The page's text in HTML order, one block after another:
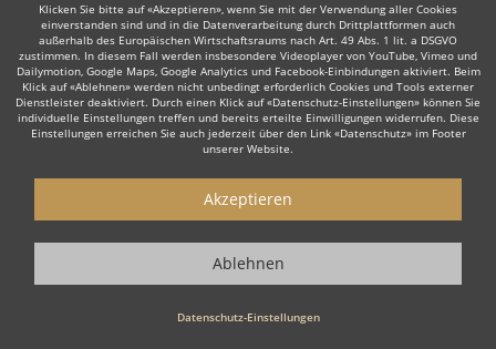
Trompeter Trauerredner Dudelsackspieler
Starten Sie mit dem Button 'Kostenlos anfragen' eine Anfrage an die für
Sie interessanten Solomusiker - also z. B. bestimmte Sänger. Diesen
Button finden Sie auf den jeweiligen Künstler-Profil-Seiten der Musiker.
Klicken Sie bitte auf «Akzeptieren», wenn Sie mit der Verwendung aller Cookies
einverstanden sind und in die Datenverarbeitung durch Drittplattformen auch
außerhalb des Europäischen Wirtschaftsraums nach Art. 49 Abs. 1 lit. a DSGVO
zustimmen. In diesem Fall werden insbesondere Videoplayer von YouTube, Vimeo und
Dailymotion, Google Maps, Google Analytics und Facebook-Einbindungen aktiviert. Beim
Klick auf «Ablehnen» werden nicht unbedingt erforderlich Cookies und Tools externer
Dienstleister deaktiviert. Durch einen Klick auf «Datenschutz-Einstellungen» können Sie
individuelle Einstellungen treffen und bereits erteilte Einwilligungen widerrufen. Diese
Einstellungen erreichen Sie auch jederzeit über den Link «Datenschutz» im Footer
unserer Website.
Datenschutz-Einstellungen
Akzeptieren
Ablehnen